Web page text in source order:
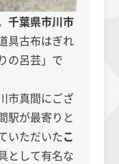
千葉県市川市
具古布はぎれ
の呂芸」で
市真間にござ
駅が最寄りと
いただいたこ
として有名な